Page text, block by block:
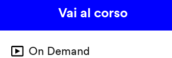
Vai al corso
On Demand